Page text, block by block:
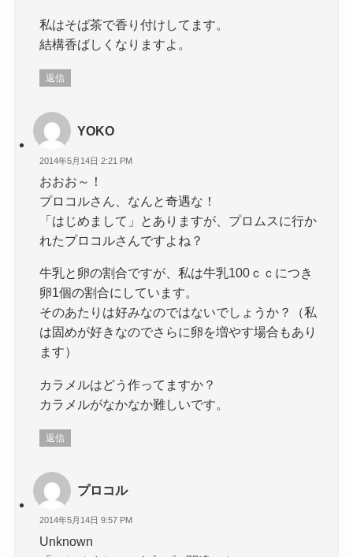
私はそば茶で香り付けしてます。
結構香ばしくなりますよ。
返信
YOKO
2014年5月14日 2:21 PM
おおお～！
プロコルさん、なんと奇遇な！
「はじめまして」とありますが、プロムスに行か
れたプロコルさんですよね？
牛乳と卵の割合ですが、私は牛乳100ｃｃにつき
卵1個の割合にしています。
そのあたりは好みなのではないでしょうか？（私
は固めが好きなのでさらに卵を増やす場合もあり
ます）
カラメルはどう作ってますか？
カラメルがなかなか難しいです。
返信
プロコル
2014年5月14日 9:57 PM
Unknown